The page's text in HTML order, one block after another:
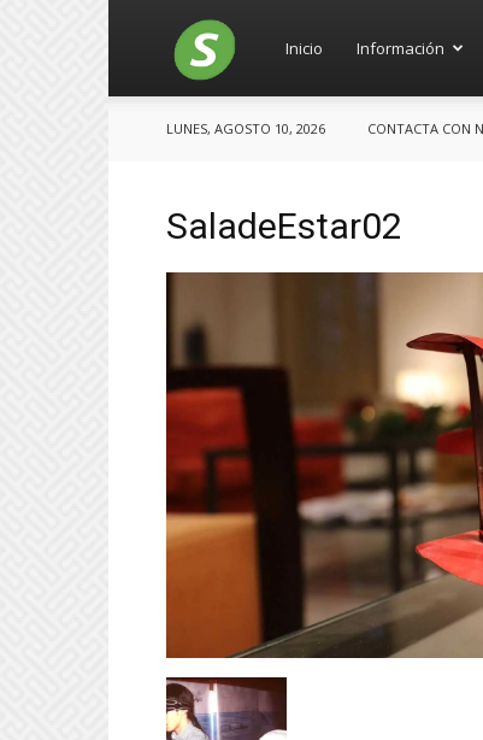
Salces
Inicio Información
LUNES, AGOSTO 10, 2026 CONTACTA CON
SaladeEstar02